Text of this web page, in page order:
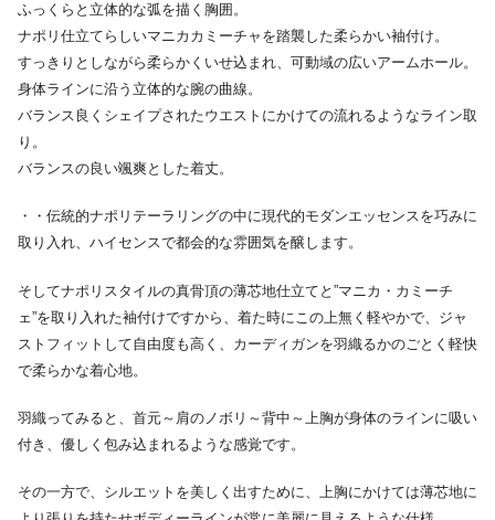
ふっくらと立体的な弧を描く胸囲。
ナポリ仕立てらしいマニカカミーチャを踏襲した柔らかい袖付け。
すっきりとしながら柔らかくいせ込まれ、可動域の広いアームホール。
身体ラインに沿う立体的な腕の曲線。
バランス良くシェイプされたウエストにかけての流れるようなライン取
り。
バランスの良い颯爽とした着丈。
・・伝統的ナポリテーラリングの中に現代的モダンエッセンスを巧みに
取り入れ、ハイセンスで都会的な雰囲気を醸します。
そしてナポリスタイルの真骨頂の薄芯地仕立てと”マニカ・カミーチ
ェ”を取り入れた袖付けですから、着た時にこの上無く軽やかで、ジャ
ストフィットして自由度も高く、カーディガンを羽織るかのごとく軽快
で柔らかな着心地。
羽織ってみると、首元～肩のノボリ～背中～上胸が身体のラインに吸い
付き、優しく包み込まれるような感覚です。
その一方で、シルエットを美しく出すために、上胸にかけては薄芯地に